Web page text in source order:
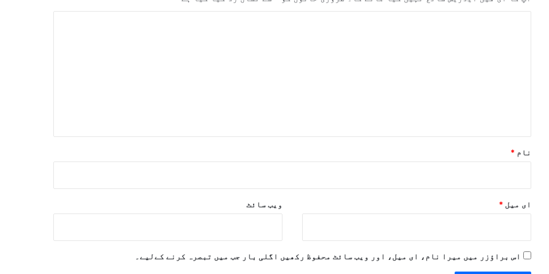
نام *
ای میل * ویب‌ سائٹ
اس براؤزر میں میرا نام، ای میل، اور ویب سائٹ محفوظ رکھیں اگلی بار جب میں تبصرہ کرنے کےلیے۔